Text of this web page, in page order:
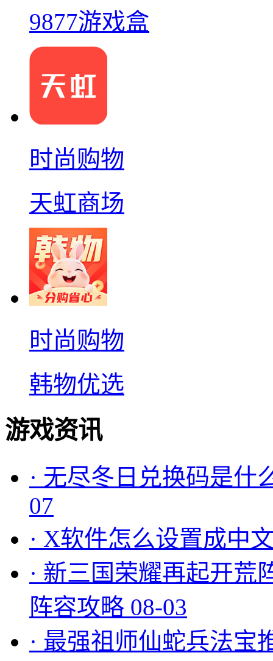
9877游戏盒
时尚购物
天虹商场
时尚购物
韩物优选
游戏资讯
· 无尽冬日兑换码是什
07
· X软件怎么设置成中
· 新三国荣耀再起开荒
阵容攻略 08-03
· 最强祖师仙蛇兵法宝